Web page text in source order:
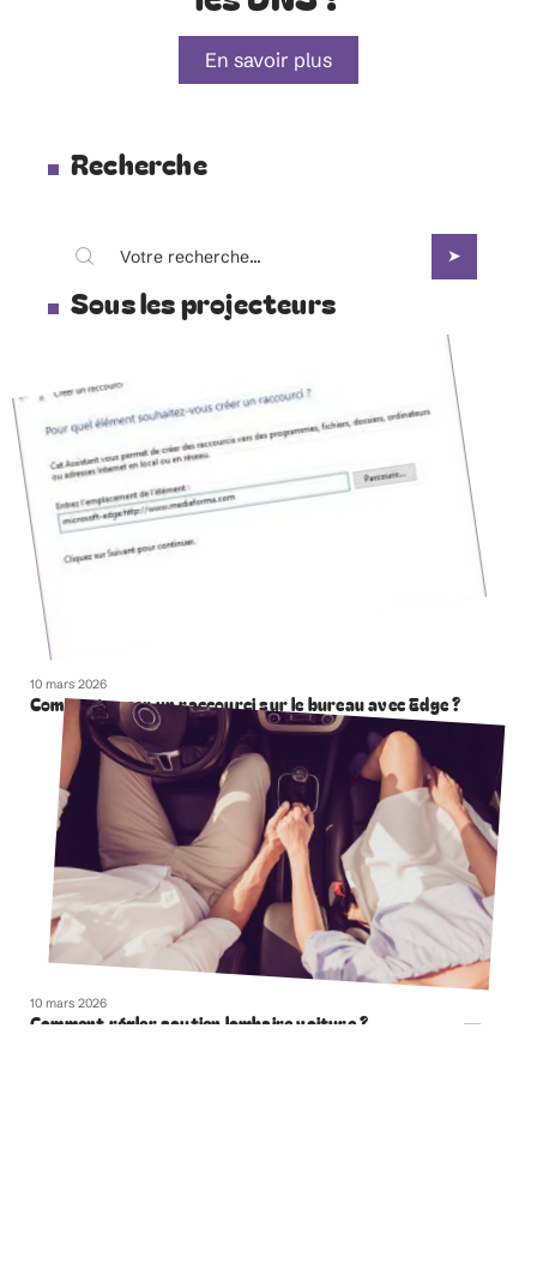
En savoir plus
Recherche
Sous les projecteurs
10 mars 2026
Comment creer un raccourci sur le bureau avec Edge ?
10 mars 2026
Comment régler soutien lombaire voiture ?